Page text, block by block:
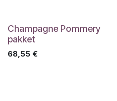
Champagne Pommery
pakket
68,55 €